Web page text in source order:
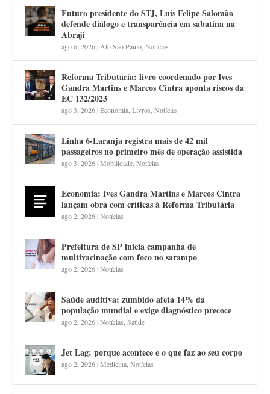
Futuro presidente do STJ, Luis Felipe Salomão
defende diálogo e transparência em sabatina na
Abraji
ago 6, 2026| Alô São Paulo ,Notícias
Reforma Tributária: livro coordenado por Ives
Gandra Martins e Marcos Cintra aponta riscos da
EC 132/2023
ago 3, 2026|Economia ,Livros ,Notícias
Linha 6-Laranja registra mais de 42 mil
passageiros no primeiro mês de operação assistida
ago 3, 2026|Mobilidade ,Notícias
Economia: Ives Gandra Martins e Marcos Cintra
lançam obra com críticas à Reforma Tributária
ago 2, 2026|Notícias
Prefeitura de SP inicia campanha de
multivacinação com foco no sarampo
ago 2, 2026|Notícias
Saúde auditiva: zumbido afeta 14% da
população mundial e exige diagnóstico precoce
ago 2, 2026|Notícias ,Saúde
Jet Lag: porque acontece e o que faz ao seu corpo
ago 2, 2026|Medicina ,Notícias